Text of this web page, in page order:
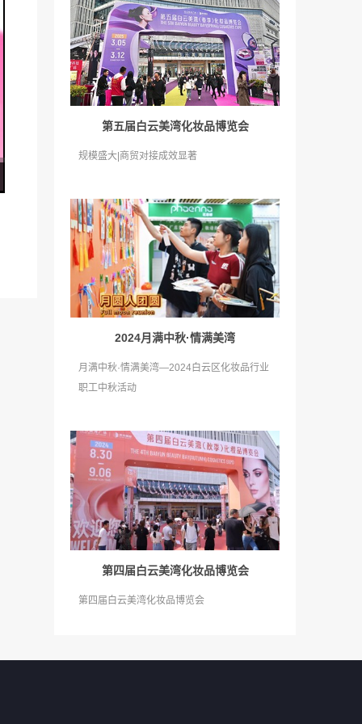
第五届白云美湾化妆品博览会
规模盛大|商贸对接成效显著
2024月满中秋·情满美湾
月满中秋·情满美湾—2024白云区化妆品行业
职工中秋活动
第四届白云美湾化妆品博览会
第四届白云美湾化妆品博览会